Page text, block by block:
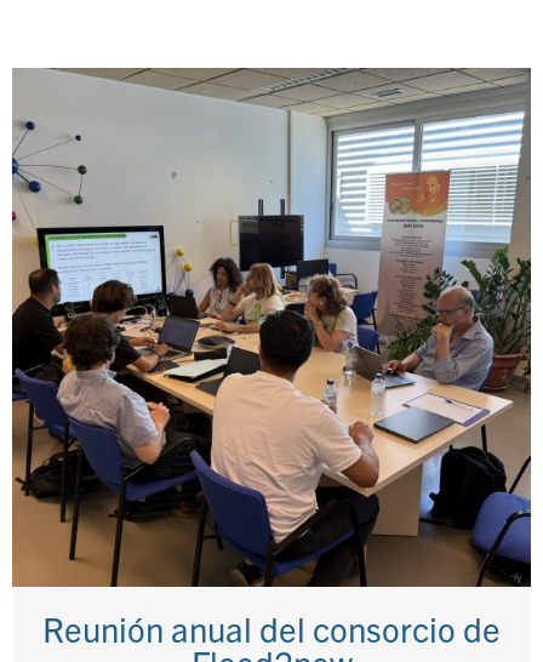
Reunión anual del consorcio de